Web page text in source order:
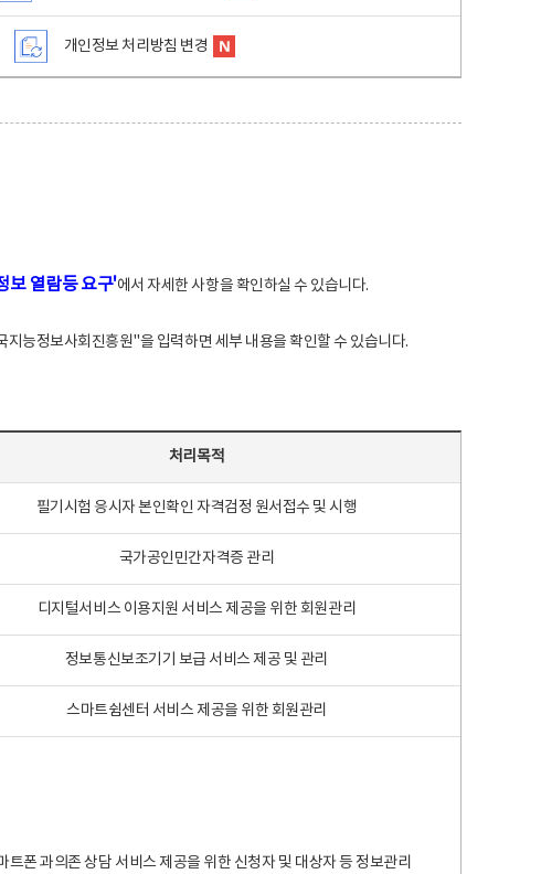
개인정보 처리방침 변경
보 열람등 요구'에서 자세한 사항을 확인하실 수 있습니다.
능정보사회진흥원"을 입력하면 세부 내용을 확인할 수 있습니다.
처리목적
필기시험 응시자 본인확인 자격검정 원서접수 및 시행
국가공인민간자격증 관리
디지털서비스 이용지원 서비스 제공을 위한 회원관리
정보통신보조기기 보급 서비스 제공 및 관리
스마트쉼센터 서비스 제공을 위한 회원관리
트폰 과의존 상담 서비스 제공을 위한 신청자 및 대상자 등 정보관리